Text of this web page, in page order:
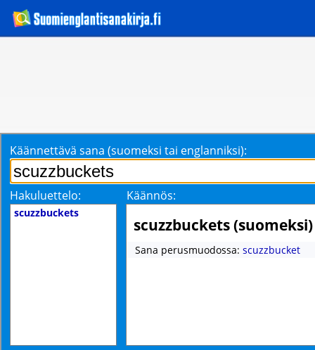
Käännettävä sana (suomeksi tai englanniksi):
Hakuluettelo: Käännös:
scuzzbuckets
scuzzbuckets (suomeksi)
Sana perusmuodossa: scuzzbucket